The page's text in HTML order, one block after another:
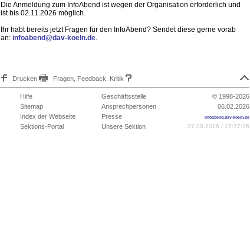
Die Anmeldung zum InfoAbend ist wegen der Organisation erforderlich und
ist bis 02.11.2026 möglich.
Ihr habt bereits jetzt Fragen für den InfoAbend? Sendet diese gerne vorab
an: infoabend@dav-koeln.de.
Drucken Fragen, Feedback, Kritik
Hilfe
Sitemap
Index der Webseite
Sektions-Portal
Geschäftsstelle
Ansprechpersonen
Presse
Unsere Sektion
© 1998-2026
06.02.2026
infoabend.dav-koeln.de
07.08.2026 / 17:37:36